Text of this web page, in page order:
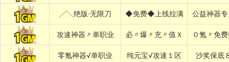
╱╲绝版·无限刀 ◆免费◆上线拉满 公益神器
攻速神器〃单职业 必〃爆〃充〃值Ｘ ０氪〃免
零氪神器√单职业 纯元宝√攻速１区 沙奖保底